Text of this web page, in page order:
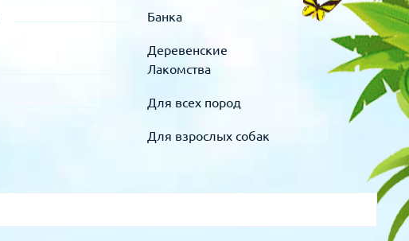
Банка
Деревенские
Лакомства
Для всех пород
Для взрослых собак